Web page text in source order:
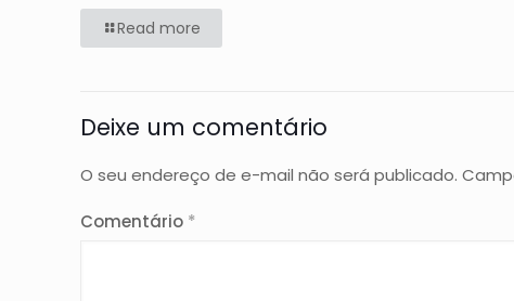
Read more
Deixe um comentário
O seu endereço de e-mail não será publicado.
Comentário *